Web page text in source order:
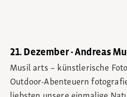
21. Dezember - Andreas
Musil arts – künstlerische
Outdoor-Abenteuern